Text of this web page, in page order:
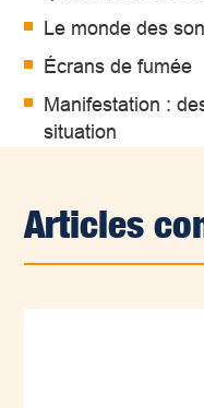
Le monde des
Écrans de fumée
Manifestation :
situation
Articles